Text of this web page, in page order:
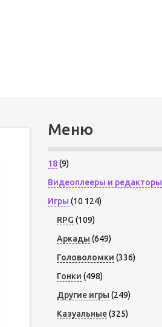
Меню
18(9)
Видеоплееры и редакторы
Игры (10 124)
RPG (109)
Аркады (649)
Головоломки (336)
Гонки (498)
Другие игры (249)
Казуальные(325)